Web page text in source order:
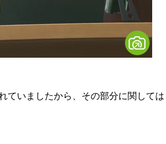
ていましたから、その部分に関しては